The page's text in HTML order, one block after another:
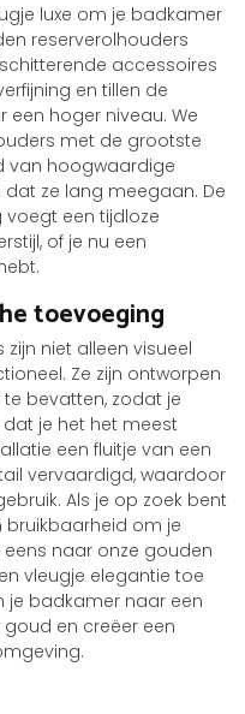
luxe om je badkamer
reserverolhouders
accessoires
en tillen de
hoger niveau. We
met de grootste
van hoogwaardige
ze lang meegaan. De
een tijdloze
of je nu een
toevoeging
niet alleen visueel
Ze zijn ontworpen
bevatten, zodat je
je het het meest
een fluitje van een
vervaardigd, waardoor
Als je op zoek bent
om je
naar onze gouden
vleugje elegantie toe
je badkamer naar een
goud en creëer een